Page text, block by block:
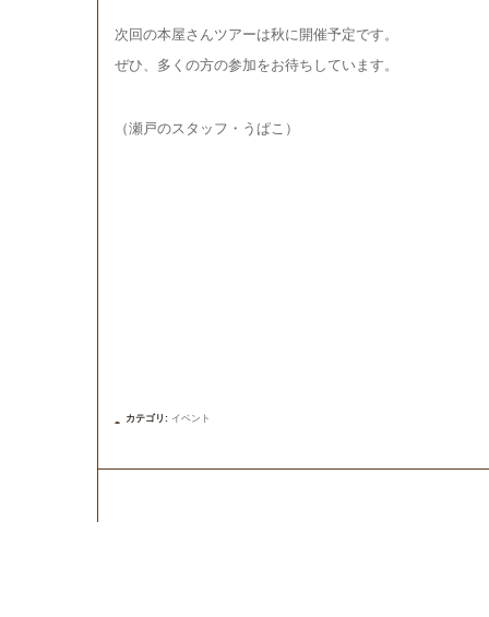
次回の本屋さんツアーは秋に開催予定です。
ぜひ、多くの方の参加をお待ちしています。
（瀬戸のスタッフ・うぱこ）
カテゴリ : イベント